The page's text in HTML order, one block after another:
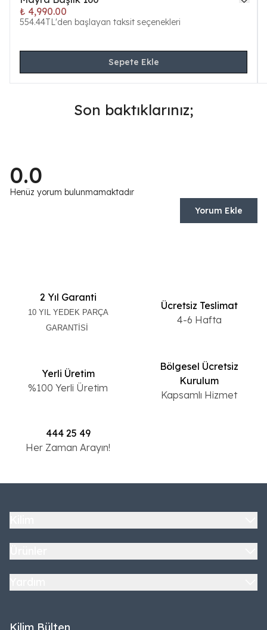
₺ 4,990.00
554.44TL'den başlayan taksit seçenekleri
Sepete Ekle
Son baktıklarınız;
0.0
Henüz yorum bulunmamaktadır
Yorum Ekle
2 Yıl Garanti
10 YIL YEDEK PARÇA
GARANTİSİ
Ücretsiz Teslimat
4-6 Hafta
Yerli Üretim
%100 Yerli Üretim
Bölgesel Ücretsiz
Kurulum
Kapsamlı Hizmet
444 25 49
Her Zaman Arayın!